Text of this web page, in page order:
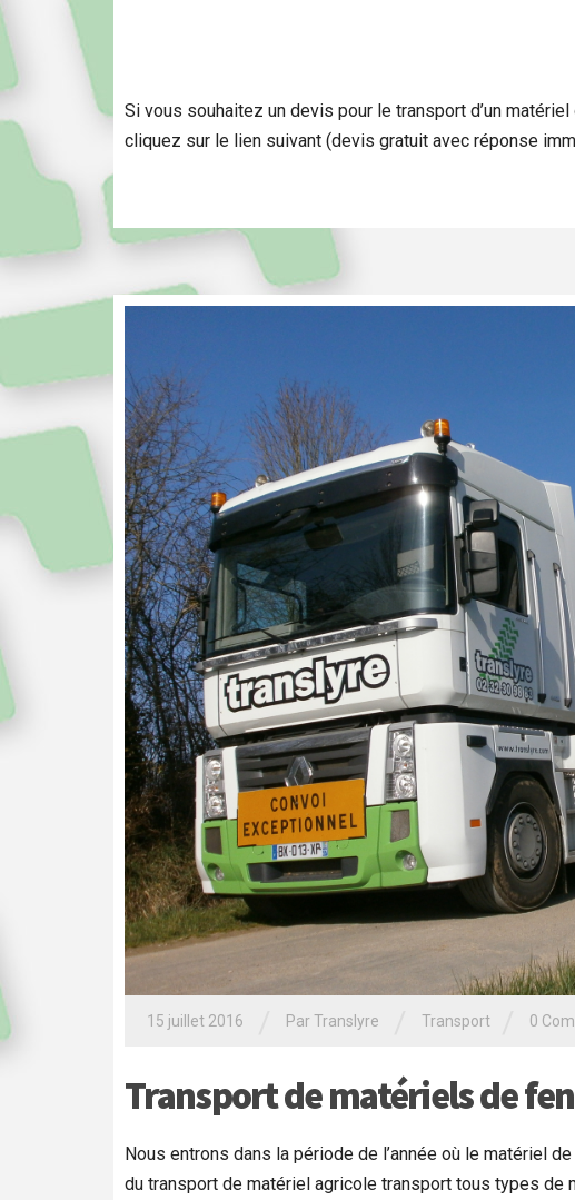
Si vous souhaitez un devis pour le transport d’un
cliquez sur le lien suivant (devis gratuit avec réponse
15 juillet 2016 Par Translyre Transport 0
Transport de matériels de
Nous entrons dans la période de l’année où le matériel
du transport de matériel agricole transport tous types